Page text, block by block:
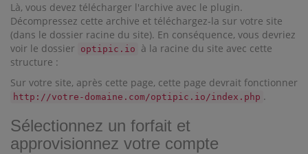
Là, vous devez télécharger l'archive avec le plugin.
Décompressez cette archive et téléchargez-la sur votre site
(dans le dossier racine du site). En conséquence, vous devriez
voir le dossier optipic.io
à la racine du site avec cette
structure :
Sur votre site, après cette page, cette page devrait fonctionner
http://votre-domaine.com/optipic.io/index.php .
Sélectionnez un forfait et
approvisionnez votre compte